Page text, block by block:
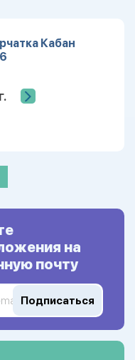
Кабан
на
почту
Подписаться